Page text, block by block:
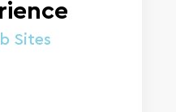
Sites